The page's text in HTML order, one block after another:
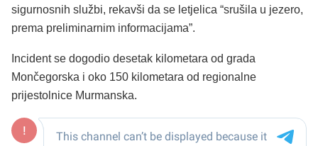
sigurnosnih službi, rekavši da se letjelica “srušila u jezero,
prema preliminarnim informacijama”.
Incident se dogodio desetak kilometara od grada
Mončegorska i oko 150 kilometara od regionalne
prijestolnice Murmanska.